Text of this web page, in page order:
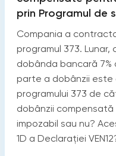
prin Programul de
Compania a
programul 373.
dobânda bancară
parte a dobânzii este
programului 373 de
dobânzii
impozabil sau nu?
1D a Declarației